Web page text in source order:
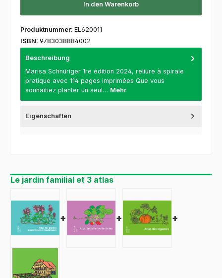
In den Warenkorb
Produktnummer: EL620011
ISBN: 9783038884002
Beschreibung
Marisa Schnüriger 1re édition 2024, reliure à spirale
pratique avec 114 pages imprimées Que vous
souhaitiez planter un seul… Mehr
Eigenschaften
Le jardin familial et 3 atlas
+ + +